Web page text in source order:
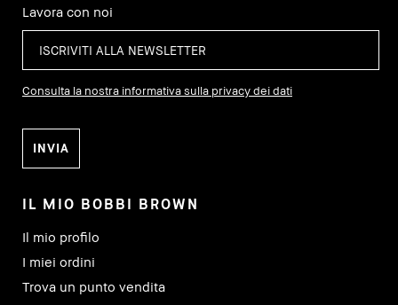
Lavora con noi
Consulta la nostra informativa sulla privacy dei dati
IL MIO BOBBI BROWN
Il mio profilo
I miei ordini
Trova un punto vendita